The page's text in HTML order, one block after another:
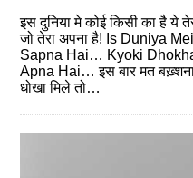
इस दुनिया मे कोई किसी का है ये
जो तेरा अपना है! Is Duniya
Sapna Hai… Kyoki
Apna Hai… इस बार मत बख़्शना,
धोखा मिले तो…